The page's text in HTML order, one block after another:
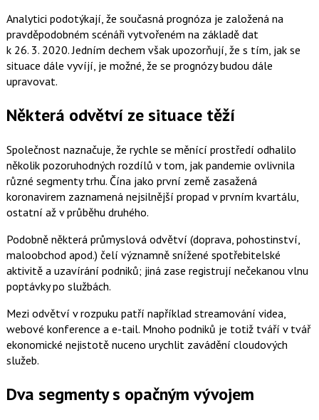
Analytici podotýkají, že současná prognóza je založená na
pravděpodobném scénáři vytvořeném na základě dat
k 26. 3. 2020. Jedním dechem však upozorňují, že s tím, jak se
situace dále vyvíjí, je možné, že se prognózy budou dále
upravovat.
Některá odvětví ze situace těží
Společnost naznačuje, že rychle se měnící prostředí odhalilo
několik pozoruhodných rozdílů v tom, jak pandemie ovlivnila
různé segmenty trhu. Čína jako první země zasažená
koronavirem zaznamená nejsilnější propad v prvním kvartálu,
ostatní až v průběhu druhého.
Podobně některá průmyslová odvětví (doprava, pohostinství,
maloobchod apod.) čelí významně snížené spotřebitelské
aktivitě a uzavírání podniků; jiná zase registrují nečekanou vlnu
poptávky po službách.
Mezi odvětví v rozpuku patří například streamování videa,
webové konference a e-tail. Mnoho podniků je totiž tváří v tvář
ekonomické nejistotě nuceno urychlit zavádění cloudových
služeb.
Dva segmenty s opačným vývojem